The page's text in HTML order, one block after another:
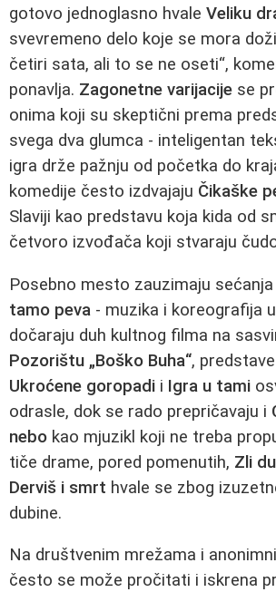
gotovo jednoglasno hvale Veliku
svevremeno delo koje se mora
četiri sata, ali to se ne oseti“,
ponavlja. Zagonetne varijacije se
onima koji su skeptični prema
svega dva glumca - inteligentan
igra drže pažnju od početka do
komedije često izdvajaju Čikaške
Slaviji kao predstavu koja kida od
četvoro izvođača koji stvaraju
Posebno mesto zauzimaju sećanja
tamo peva - muzika i koreografija
dočaraju duh kultnog filma na
Pozorištu „Boško Buha“,
Ukroćene goropadi i Igra u tami
odrasle, dok se rado prepričavaju i
nebo kao mjuzikl koji ne treba
tiče drame, pored pomenutih, Zli
Derviš i smrt hvale se zbog
dubine.
Na društvenim mrežama i
često se može pročitati i iskrena